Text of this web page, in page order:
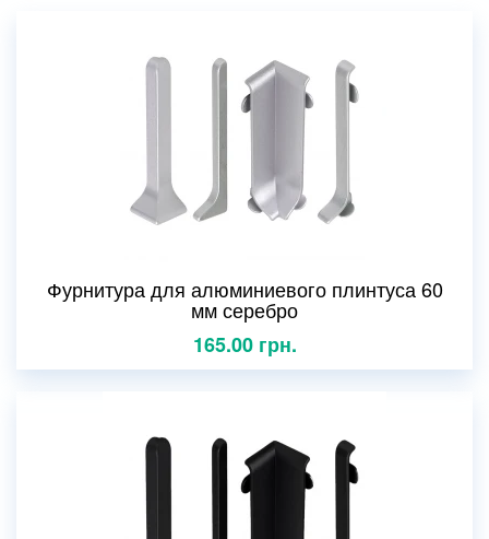
Фурнитура для алюминиевого плинтуса 60
мм серебро
165.00 грн.